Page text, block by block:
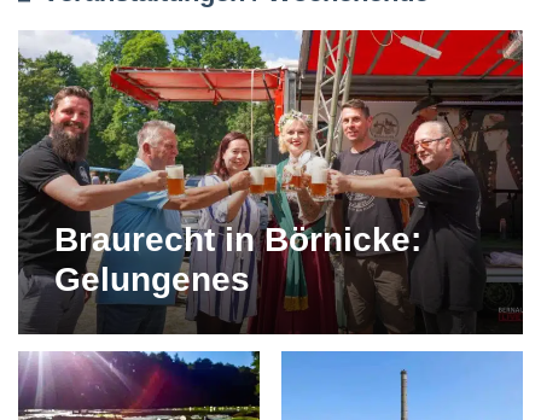
Braurecht in Börnicke:
Gelungenes
Jubiläumsfest der
Bernauer
Braugenossenschaft